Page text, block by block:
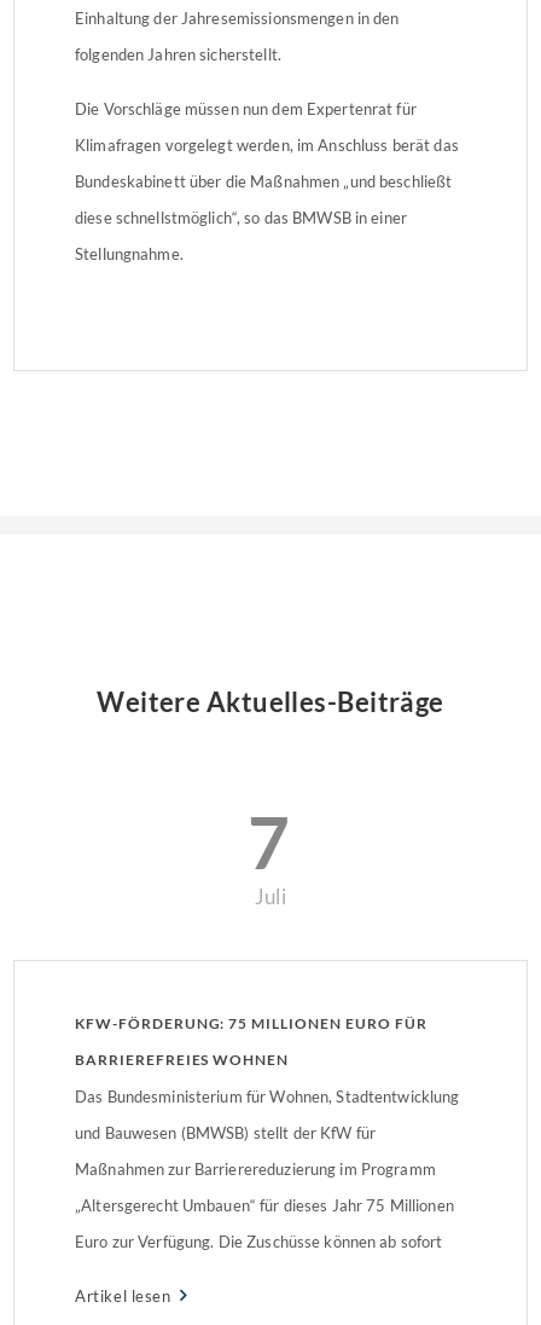
Einhaltung der Jahresemissionsmengen in den
folgenden Jahren sicherstellt.
Die Vorschläge müssen nun dem Expertenrat für
Klimafragen vorgelegt werden, im Anschluss berät das
Bundeskabinett über die Maßnahmen „und beschließt
diese schnellstmöglich“, so das BMWSB in einer
Stellungnahme.
Weitere Aktuelles-Beiträge
7
Juli
KFW-FÖRDERUNG: 75 MILLIONEN EURO FÜR
BARRIEREFREIES WOHNEN
Das Bundesministerium für Wohnen, Stadtentwicklung
und Bauwesen (BMWSB) stellt der KfW für
Maßnahmen zur Barrierereduzierung im Programm
„Altersgerecht Umbauen“ für dieses Jahr 75 Millionen
Euro zur Verfügung. Die Zuschüsse können ab sofort
Artikel lesen